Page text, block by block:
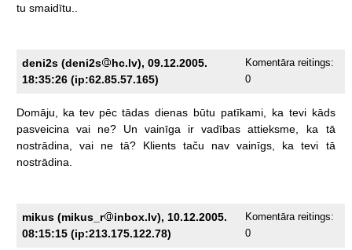
tu smaidītu..
deni2s (deni2s
hc.lv), 09.12.2005.
18:35:26 (ip:62.85.57.165)
Komentāra reitings:
0
Domāju, ka tev pēc tādas dienas būtu patīkami, ka tevi kāds
pasveicina
vai ne? Un vainīga ir vadības attieksme, ka
tā
nostrādina,
vai ne tā? Klients taču nav vainīgs, ka tevi
tā
nostrādina.
mikus (mikus_r
inbox.lv), 10.12.2005.
08:15:15 (ip:213.175.122.78)
Komentāra reitings:
0